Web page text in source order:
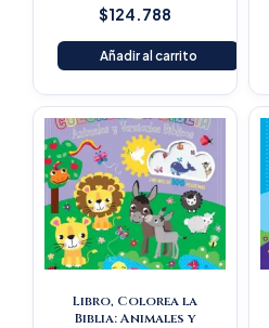
$124.788
Añadir al carrito
Libro, Colorea la
Biblia: Animales y